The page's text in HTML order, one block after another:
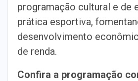
programação cultural e de
prática esportiva,
desenvolvimento
de renda.
Confira a programação